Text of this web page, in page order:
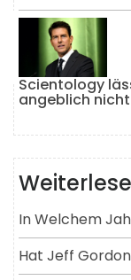
Scientology
angeblich
In Welchem
Hat Jeff